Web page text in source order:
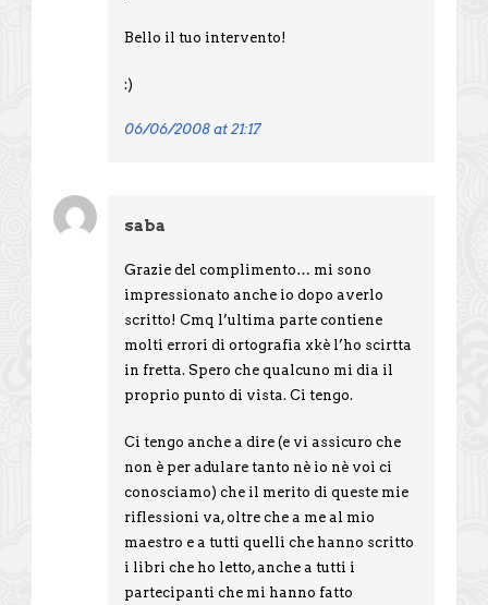
Bello il tuo intervento!
:)
06/06/2008 at 21:17
saba
Grazie del complimento… mi sono
impressionato anche io dopo averlo
scritto! Cmq l’ultima parte contiene
molti errori di ortografia xkè l’ho scirtta
in fretta. Spero che qualcuno mi dia il
proprio punto di vista. Ci tengo.
Ci tengo anche a dire (e vi assicuro che
non è per adulare tanto nè io nè voi ci
conosciamo) che il merito di queste mie
riflessioni va, oltre che a me al mio
maestro e a tutti quelli che hanno scritto
i libri che ho letto, anche a tutti i
partecipanti che mi hanno fatto